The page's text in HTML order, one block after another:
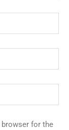
browser for the